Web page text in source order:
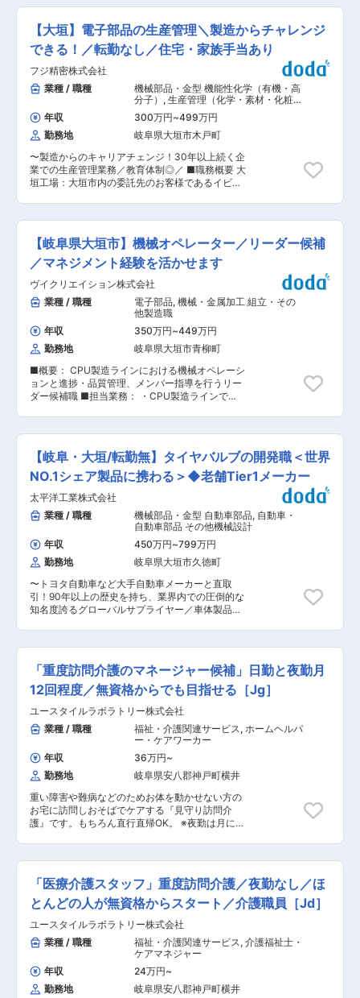
に使用 ・ロータリーダイ：絆創膏や紙おむつなど
の医療・衛生分野で使用される切断工具 ・圧縮工
具プランジャー：石油化学プラントでエチレンガ
スを圧縮し、ポリエチレンを製造するためのピス
トンとして使用 【顧客】 ・電気メーカー、衛生
医療メーカー、化学メーカーなど様々です。 ■入
社後の流れ： 最初の1〜2か月は初心者用の機械で
操作研修を行います。その後、OJTで業務に慣れ
ていただきます。必要な資格や講習は会社負担で
取得します。 約1年半で設計技術者として活躍
し、その後は技術サービス（アフターフォロー対
応）にも挑戦します。製品の長寿命に伴う不具合
やトラブル対応など、業務の幅を広げていただき
たら一人でできるようになります。 ■組織： 設
計部全体で18名程、20〜50・60代の方まで幅広
来、管理職を目指していただく職群ですので、キ
ャリアアップのための転勤・異動の可能性ござい
ます。 変更の範囲：会社の定める業務
ームに所属し、日々の生産計画に沿って特殊な研
磨剤を使用しながら機械装置を操作し、製品を加
工します。 入社後は、製品名や装置の名称・使い
方を覚えることからスタート。先輩社員がマンツ
ーマンに近い形で操作手順を教えるほか、教育制
度や資格取得支援制度を通じて、未経験の方でも
段階的にスキルアップできる環境です。 ■組織構
成： 8名（チーム制）で業務を行っており、男女
比はおよそ6：4です。 ■キャリアパス： 製造担
当の業務サポートを通じて製品知識・装置操作を
習得→一連のオペレーションを一人で行えるよう
担当範囲を拡大→経験を重ね、リーダー候補とし
てチーム運営や新人育成にも関与 ■働き方、就業
環境： 年間を通じて4勤2休の出勤カレンダーに
よる昼夜2交替勤務です。シフトが安定している
ため生活リズムを整えやすく、計画的な休暇取得
のない範囲に抑えられています。入社後はフレッ
シュマン・アドバイザー制度により上司が1対1で
サポートし、悩みや不安も相談しやすい就業環境
です。 変更の範囲：会社の定める業務
【大垣】電子部品の生産管理＼製造からチャレンジ
できる！／転勤なし／住宅・家族手当あり
フジ精密株式会社
業種 / 職種
機械部品・金型 機能性化学（有機・高
分子） , 生産管理（化学・素材・化粧
品・トイレタリー） 製造・生産リーダ
ー
年収 300万円~499万円
勤務地
岐阜県大垣市木戸町
〜製造からのキャリアチェンジ！30年以上続く企
業での生産管理業務／教育体制◎／ ■職務概要 大
垣工場：大垣市内の委託先のお客様であるイビデ
市内に委託先工場がいくつかあるため、上記以外
の可能性もございます。いずれも大垣市内の工場
になります。 ■仕事内容 ＜最初にお任せする業
務＞ ・受注管理、出荷管理 ・人員管理、資材等
の発注管理 ・生産計画の立案・管理 ＜ゆくゆく
お任せする業務＞ ・業務効率化や生産性向上のた
めの改善策の検討・実現に向けた取り組みの実施
・従業員への指導 ■教育体制 まずは現場を理解
いただくため、製造業務（4勤2休）や検査業務に
従事していた抱きます。 OJTを予定しており、ま
ず1つ覚えたら次の業務、という形で教えるた
め、ご自身のペースでお仕事を覚えていただきま
す。 新卒で入社して、現場の作業者からキャリア
をはじめ、現在は生産管理者としてご活躍いただ
いている方もいらっしゃいます。 育成には定評が
あるため、文系の方も歓迎です。 ■組織構成 工
6名となります。 ■会社の特徴 弊社は創業より30
年以上、地元大垣に密着して業務を続けてきまし
た。地域社会への貢献なくして、長く続く企業に
はなり得ません。 弊社では地元での工場求人を通
じて、地域の雇用創出で力を注いでいます。 未経
験は問題にはなりません。地元を大切に、この地
で働きたい。 そんな地元愛にあふれる方、初めて
のことにも頑張ろうと思える方、同じ地元の仲間
を大切にできる方。そう言った人と会社を、地域
を盛り上げていきたいと思っています。 変更の範
囲：会社の定める業務
【岐阜県大垣市】機械オペレーター／リーダー候補
／マネジメント経験を活かせます
ヴイクリエイション株式会社
業種 / 職種
電子部品, 機械・金属加工 組立・その
他製造職
年収
350万円~449万円
勤務地
岐阜県大垣市青柳町
■概要： CPU製造ラインにおける機械オペレーシ
ョンと進捗・品質管理、メンバー指導を行うリー
ダー候補職 ■担当業務： ・CPU製造ラインでの
計画に基づく作業指示・進捗管理 ・安全・品質チ
ェックおよび改善活動の推進 ・チームメンバーの
育成・指導 など ■業務内容詳細： 当社の半導
体製造ラインにて、パソコン部品（CPU）や電子
基板の製造工程全体を管理するリーダーとしてご
活躍いただきます。現場では、機械オペレーター
として装置の操作、製品の運搬、簡易的な検査を
行いながら、生産計画に沿ってラインの進捗をコ
ントロールします。同時に、請負元企業との工程
連携・調整、製品の流動管理を行い、安定した生
産を維持することが重要な役割です。安全・品質
チェックを徹底し、トラブル時には原因把握と再
発防止策の立案を行っていただきます。また、チ
ームメンバーへの作業指示やOJTによる教育・育
成も担当いただき、現場の中心としてメンバーを
リードしていただきます。昼夜2交代制でローテ
名が活躍中です。男女比はおおよそ6：4です。
■キャリアパス： 製造オペレーター（基礎業務の
習得）→ラインリーダー（工程管理・メンバー指
導を担当）→複数ラインの取りまとめや生産性向
上プロジェクトへの参画など、より広い範囲のマ
ネジメント・改善業務へステップアップ ■働き
方、就業環境： 昼・夜の2交代制勤務で、年間休
日は120日とプライベートも確保しやすい環境で
す。月平均残業時間は約26時間で、有給休暇は入
社初日から付与され、前年度の平均取得日数は
13.3日と取得しやすい風土です。屋内は冷暖房完
備で一年を通じて快適に勤務でき、社内の売店や
食堂も利用可能です。夜勤手当や残業手当によ
囲：会社の定める業務
【岐阜・大垣/転勤無】タイヤバルブの開発職＜世界
NO.1シェア製品に携わる＞◆老舗Tier1メーカー
太平洋工業株式会社
業種 / 職種
機械部品・金型 自動車部品, 自動車・
自動車部品 その他機械設計
年収
450万円~799万円
勤務地
岐阜県大垣市久徳町
〜トヨタ自動車など大手自動車メーカーと直取
引！90年以上の歴史を持ち、業界内での圧倒的な
知名度誇るグローバルサプライヤー／車体製品、
式ハイブリッド車、プラグインハイブリッド車、
ハイブリッド車などに使用される車載用HP冷凍
サイクル用制御弁（エアコンの冷房運転に必要な
部品）の開発人員を増強するための採用になりま
す。 ■業務内容： ・車載冷凍サイクル用バルブ
の開発 ・車載用ECU（LIN/CAN通信，電源，パ
ワー系制御）の開発 ■業務の特徴： ・入社後メ
ンター制度があり、メンター中心にOJTで教育し
ます。また外部講習など研修も充実しています。
・残業が多かった次の日には遅めに出社するなど
フレックスタイム制を活用して業務に従事いただ
けます。 ■求める経験 ・バルブ機構の設計・開
発の出来る人材（特にバルブの機械設計、圧力回
路設計、磁気回路設計の経験があると良い） ・
ECU基板の設計・評価(回路設計、パターン設
計、評価計画)の出来る人材（特にLIN通信の設計
ブの心臓とも言える精密部品です。日本初の国産
化から90年以上の製造実績がある当社のバルブコ
アは現在国内シェア100％、海外50％を超える世
界No.1シェアを誇っており、国産車であれば全て
の車、海外の車でも2台に1台は当社のバルブコア
を使用いただいております。 ・「100年に一度の
大変革期」と向き合い、EV化に向け製品、軽量化
ニーズ拡大に伴う超ハイテンプレス加工を中心と
した生産増加に向けて、新工場を建設し事業の競
「重度訪問介護のマネージャー候補」日勤と夜勤月
12回程度／無資格からでも目指せる［Jg］
ユースタイルラボラトリー株式会社
業種 / 職種
福祉・介護関連サービス, ホームヘルパ
ー・ケアワーカー
年収
36万円~
勤務地
岐阜県安八郡神戸町横井
重い障害や難病などのためお体を動かせない方の
お宅に訪問しおそばでケアする『見守り訪問介
護』です。もちろん直行直帰OK。 ※夜勤は月に
方のご自宅へ伺い、生命と生活を支える、障害福
祉をメインとした訪問介護ケアのお仕事です。 ◎
ケアスタッフ業務 障がい者の方、高齢者の方、一
人ひとりに必要なケアを行っていく、専門的な介
護職です。 研修を通して、需要が非常に高い「医
療的ケア」ができるプロフェッショナルな介護士
としても成長できます。 人の役に立つ仕事をして
いきたい方、お待ちしております！ ・見守り ・
生活介助： 家事援助（洗濯、掃除、料理） ・身
体介護： 起床・就寝・入浴・食事の介助 ・外出
時の同行支援 ・医療的ケア： たんの吸引、経管
「医療介護スタッフ」重度訪問介護／夜勤なし／ほ
とんどの人が無資格からスタート／介護職員［Jd］
ユースタイルラボラトリー株式会社
業種 / 職種
福祉・介護関連サービス, 介護福祉士・
ケアマネジャー
年収
24万円~
勤務地
岐阜県安八郡神戸町横井